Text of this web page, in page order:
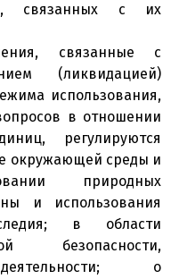
связанных с их
связанные с
(ликвидацией)
использования,
в отношении
регулируются
окружающей среды и
природных
и использования
в области
безопасности,
о